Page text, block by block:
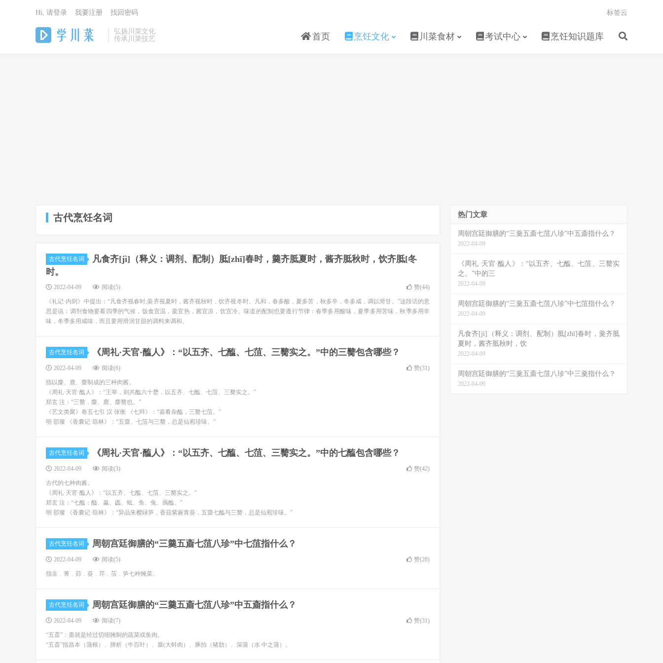
弘扬川菜文化
传承川菜技艺
首页 烹饪文化 川菜食材 考试中心 烹饪知识题库
标签云
Hi, 请登录 我要注册 找回密码
古代烹饪名词
古代烹饪名词
凡食齐[jì]（释义：调剂、配制）胝[zhī]春时，羹齐胝夏时，酱齐胝秋时，饮齐胝[冬
时。
2022-04-09 阅读(5) 赞(44)
《礼记·内则》中提出：“凡食齐视春时,羮齐视夏时，酱齐视秋时，饮齐视冬时。凡和，春多酸，夏多苦，秋多辛，冬多咸，调以滑甘。”这段话的意
思是说：调剂食物要看四季的气候，饭食宜温，羹宜热，酱宜凉，饮宜冷。味道的配制也要遵行节律：春季多用酸味，夏季多用苦味，秋季多用辛
味，冬季多用咸味，而且要用滑润甘甜的调料来调和。
古代烹饪名词 《周礼·天官·醢人》：“以五齐、七醢、七菹、三臡实之。”中的三臡包含哪些？
2022-04-09 阅读(6) 赞(31)
指以麋、鹿、麇制成的三种肉酱。
《周礼·天官·醢人》：“王举，则共醢六十罋，以五齐、七醢、七菹、三臡实之。”
郑玄 注：“三臡，麋、鹿、麇臡也。”
《艺文类聚》卷五七引 汉 张衡 《七辩》：“嘉肴杂醢，三臡七菹。”
明 邵璨 《香囊记·琼林》：“五齏、七菹与三臡，总是仙庖珍味。”
古代烹饪名词 《周礼·天官·醢人》：“以五齐、七醢、七菹、三臡实之。”中的七醢包含哪些？
2022-04-09 阅读(3) 赞(42)
古代的七种肉酱。
《周礼·天官·醢人》：“以五齐、七醢、七菹、三臡实之。”
郑玄 注：“七醢：醓、蠃、蠯、蚳、鱼、兔、鴈醢。”
明 邵璨 《香囊记·琼林》：“异品朱樱緑笋，香葅紫蕨青葵，五齏七醢与三臡，总是仙庖珍味。”
古代烹饪名词 周朝宫廷御膳的“三羹五齑七菹八珍”中七菹指什么？
2022-04-09 阅读(5) 赞(28)
指韭﹑菁﹑茆﹑葵﹑芹﹑菭﹑笋七种腌菜。
古代烹饪名词 周朝宫廷御膳的“三羹五齑七菹八珍”中五齑指什么？
2022-04-09 阅读(7) 赞(31)
“五斎”：齑就是经过切细腌制的蔬菜或鱼肉。
“五斎”指昌本（蒲根）、脾析（牛百叶）、蜃(大蚌肉）、豚拍（猪肋）、深蒲（水 中之蒲）。
热门文章
周朝宫廷御膳的“三羹五齑七菹八珍”中五齑指什么？
2022-04-09
《周礼·天官·醢人》：“以五齐、七醢、七菹、三臡实
之。”中的三
2022-04-09
周朝宫廷御膳的“三羹五齑七菹八珍”中七菹指什么？
2022-04-09
凡食齐[jì]（释义：调剂、配制）胝[zhī]春时，羹齐胝
夏时，酱齐胝秋时，饮
2022-04-09
周朝宫廷御膳的“三羹五齑七菹八珍”中三羹指什么？
2022-04-09